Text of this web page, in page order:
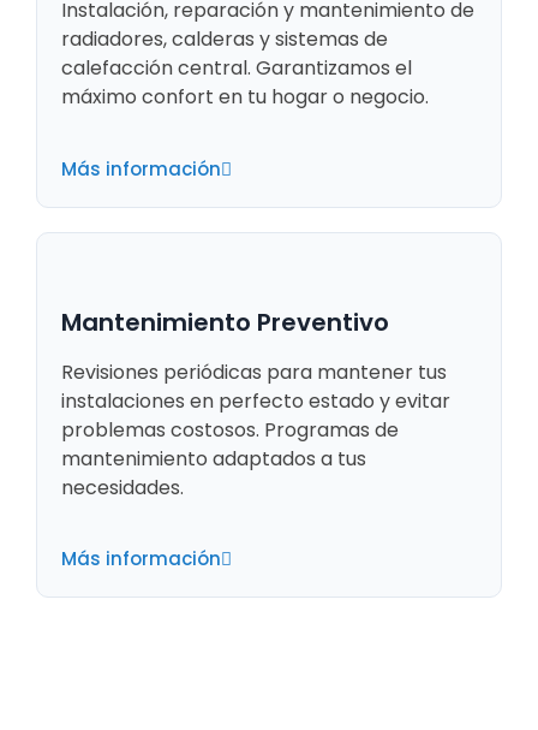
Instalación, reparación y mantenimiento de
radiadores, calderas y sistemas de
calefacción central. Garantizamos el
máximo confort en tu hogar o negocio.
Más información
Mantenimiento Preventivo
Revisiones periódicas para mantener tus
instalaciones en perfecto estado y evitar
problemas costosos. Programas de
mantenimiento adaptados a tus
necesidades.
Más información